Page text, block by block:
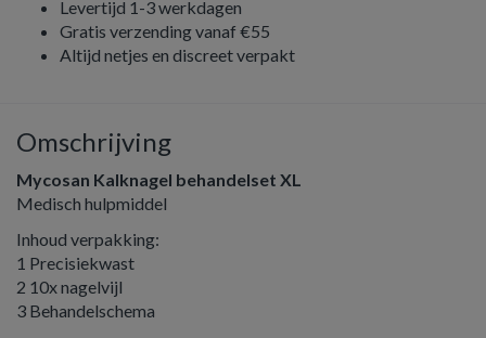
Levertijd 1-3 werkdagen
Gratis verzending vanaf €55
Altijd netjes en discreet verpakt
Omschrijving
Mycosan Kalknagel behandelset XL
Medisch hulpmiddel
Inhoud verpakking:
1 Precisiekwast
2 10x nagelvijl
3 Behandelschema